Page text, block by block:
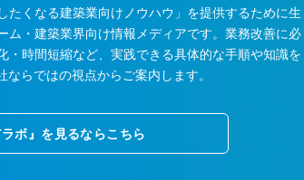
たくなる建築業向けノウハウ」を提供するために生
ム・建築業界向け情報メディアです。業務改善に必
・時間短縮など、実践できる具体的な手順や知識を
ならではの視点からご案内します。
ラボ』を見るならこちら